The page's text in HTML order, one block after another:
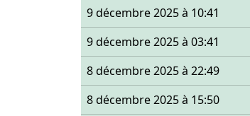
9 décembre 2025 à 10:41
9 décembre 2025 à 03:41
8 décembre 2025 à 22:49
8 décembre 2025 à 15:50